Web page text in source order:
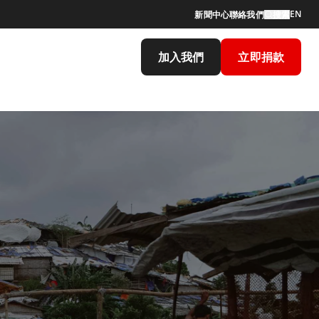
新聞中心聯絡我們 EN
加入我們 立即捐款